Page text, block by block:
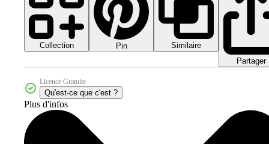
Collection Pin
Similaire
Partager
Licence Gratuite
Qu'est-ce que c'est ?
Plus d'infos